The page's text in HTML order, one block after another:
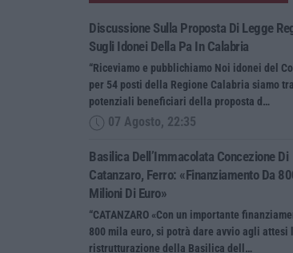
Discussione Sulla Proposta Di Legge
Sugli Idonei Della Pa In Calabria
“Riceviamo e pubblichiamo Noi idonei del
per 54 posti della Regione Calabria siamo
potenziali beneficiari della proposta d…
07 Agosto, 22:35
Basilica Dell’Immacolata Concezione Di
Catanzaro, Ferro: «finanziamento Da
Milioni Di Euro»
“CATANZARO «Con un importante
800 mila euro, si potrà dare avvio agli attesi
ristrutturazione della Basilica dell…